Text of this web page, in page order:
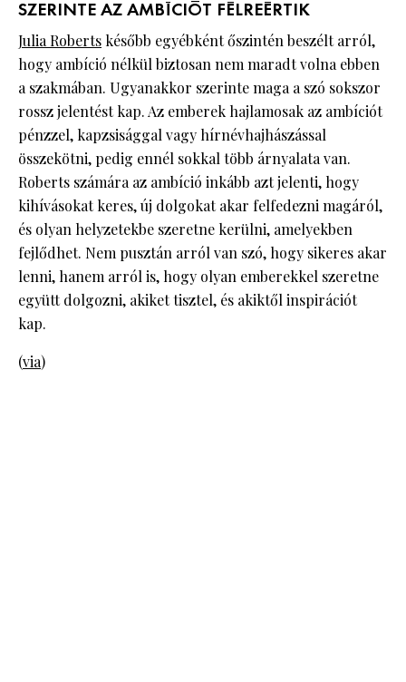
SZERINTE AZ AMBÍCIÓT FÉLREÉRTIK
Julia Roberts később egyébként őszintén beszélt arról,
hogy ambíció nélkül biztosan nem maradt volna ebben
a szakmában. Ugyanakkor szerinte maga a szó sokszor
rossz jelentést kap. Az emberek hajlamosak az ambíciót
pénzzel, kapzsisággal vagy hírnévhajhászással
összekötni, pedig ennél sokkal több árnyalata van.
Roberts számára az ambíció inkább azt jelenti, hogy
kihívásokat keres, új dolgokat akar felfedezni magáról,
és olyan helyzetekbe szeretne kerülni, amelyekben
fejlődhet. Nem pusztán arról van szó, hogy sikeres akar
lenni, hanem arról is, hogy olyan emberekkel szeretne
együtt dolgozni, akiket tisztel, és akiktől inspirációt
kap.
(via)